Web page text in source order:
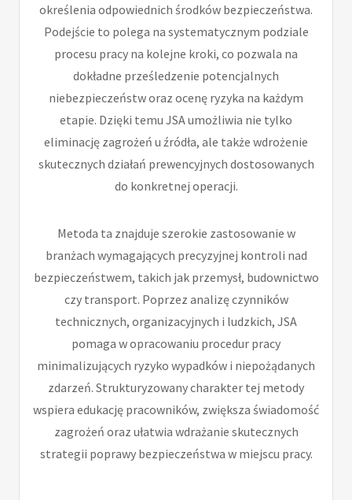
określenia odpowiednich środków bezpieczeństwa.
Podejście to polega na systematycznym podziale
procesu pracy na kolejne kroki, co pozwala na
dokładne prześledzenie potencjalnych
niebezpieczeństw oraz ocenę ryzyka na każdym
etapie. Dzięki temu JSA umożliwia nie tylko
eliminację zagrożeń u źródła, ale także wdrożenie
skutecznych działań prewencyjnych dostosowanych
do konkretnej operacji.
Metoda ta znajduje szerokie zastosowanie w
branżach wymagających precyzyjnej kontroli nad
bezpieczeństwem, takich jak przemysł, budownictwo
czy transport. Poprzez analizę czynników
technicznych, organizacyjnych i ludzkich, JSA
pomaga w opracowaniu procedur pracy
minimalizujących ryzyko wypadków i niepożądanych
zdarzeń. Strukturyzowany charakter tej metody
wspiera edukację pracowników, zwiększa świadomość
zagrożeń oraz ułatwia wdrażanie skutecznych
strategii poprawy bezpieczeństwa w miejscu pracy.